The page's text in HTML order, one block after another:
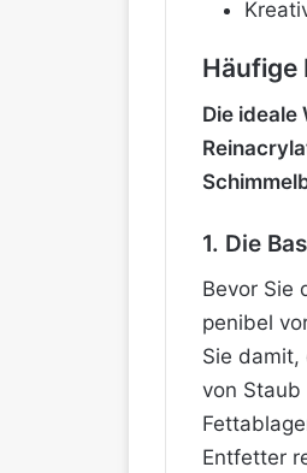
Häufige
Die ideale
1. Die
Bevor Sie
penibel
Sie damit,
von Staub
Entfetter